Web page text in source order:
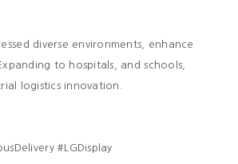
diverse environments, enhance
to hospitals, and schools,
logistics innovation.
#LGDisplay